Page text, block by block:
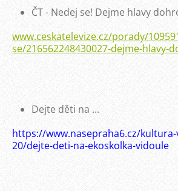
ČT - Nedej se! Dejme hlavy
www.ceskatelevize.cz/porady/
se/216562248430027-dejme-hlavy-
Dejte děti na ...
https://www.nasepraha6.cz/kultura-
20/dejte-deti-na-ekoskolka-vidoule